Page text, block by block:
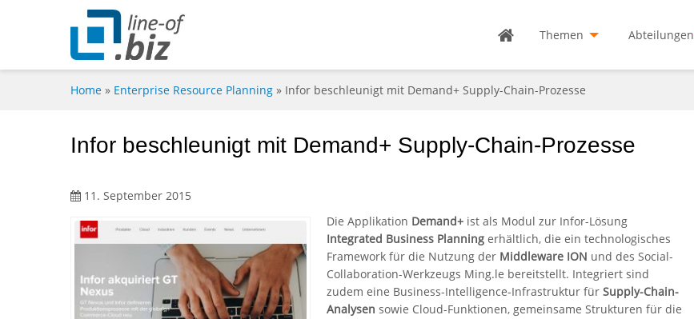
Themen Abteilungen
Home » Enterprise Resource Planning » Infor beschleunigt mit Demand+ Supply-Chain-Prozesse
Infor beschleunigt mit Demand+ Supply-Chain-Prozesse
11. September 2015
Die Applikation Demand+ ist als Modul zur Infor-Lösung
Integrated Business Planning erhältlich, die ein technologisches
Framework für die Nutzung der Middleware ION und des Social-
Collaboration-Werkzeugs Ming.le bereitstellt. Integriert sind
zudem eine Business-Intelligence-Infrastruktur für Supply-Chain-
Analysen sowie Cloud-Funktionen, gemeinsame Strukturen für die